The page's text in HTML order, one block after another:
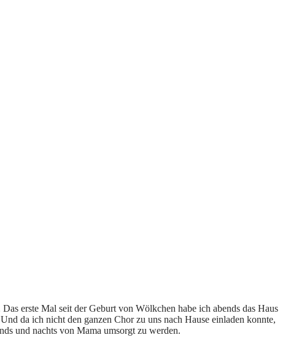
erste Mal seit der Geburt von Wölkchen habe ich abends das Haus
da ich nicht den ganzen Chor zu uns nach Hause einladen konnte,
und nachts von Mama umsorgt zu werden.